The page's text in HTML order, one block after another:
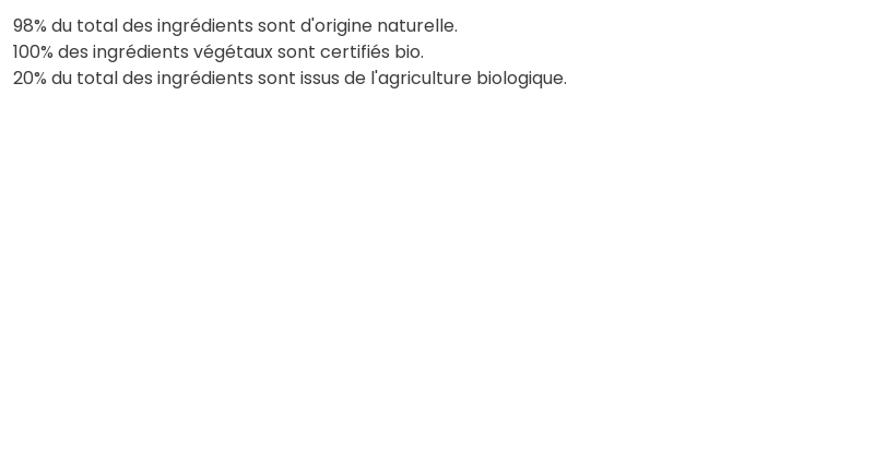
98% du total des ingrédients sont d'origine naturelle.
100% des ingrédients végétaux sont certifiés bio.
20% du total des ingrédients sont issus de l'agriculture biologique.